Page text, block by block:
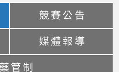
競賽公告
媒體報導
管制